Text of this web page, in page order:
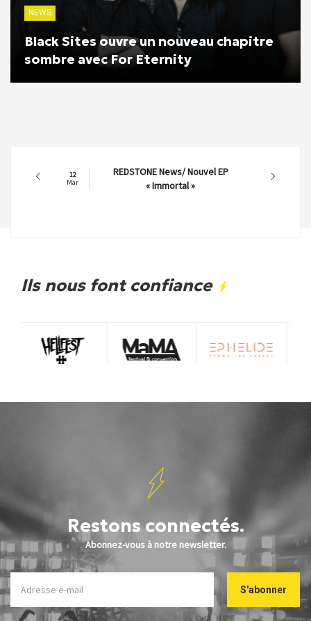
NEWS
Black Sites ouvre un nouveau chapitre
sombre avec For Eternity
12
Mar
REDSTONE News/ Nouvel EP
« Immortal »
Ils nous font confiance
Restons connectés.
Abonnez-vous à notre newsletter.